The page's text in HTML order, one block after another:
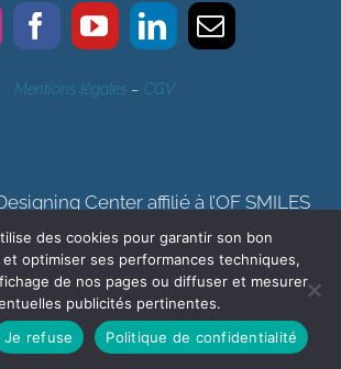
Mentions légales – CGV
Center affilié à l’OF SMILES
Qualiopi délivrée au titre de la catégorie
formation, bilan de compétences
des cookies pour garantir son bon
optimiser ses performances techniques,
de nos pages ou diffuser et mesurer
publicités pertinentes.
Je refuse Politique de confidentialité